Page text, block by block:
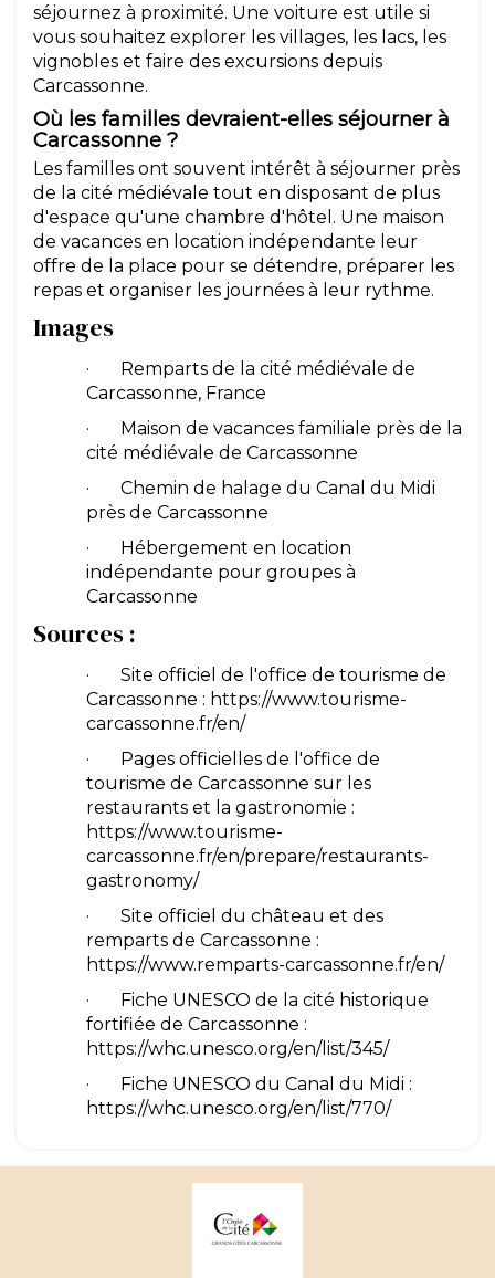
séjournez à proximité. Une voiture est utile si
vous souhaitez explorer les villages, les lacs, les
vignobles et faire des excursions depuis
Carcassonne.
Où les familles devraient-elles séjourner à
Carcassonne ?
Les familles ont souvent intérêt à séjourner près
de la cité médiévale tout en disposant de plus
d'espace qu'une chambre d'hôtel. Une maison
de vacances en location indépendante leur
offre de la place pour se détendre, préparer les
repas et organiser les journées à leur rythme.
Images
· Remparts de la cité médiévale de
Carcassonne, France
· Maison de vacances familiale près de la
cité médiévale de Carcassonne
· Chemin de halage du Canal du Midi
près de Carcassonne
· Hébergement en location
indépendante pour groupes à
Carcassonne
Sources :
· Site officiel de l'office de tourisme de
Carcassonne : https://www.tourisme-
carcassonne.fr/en/
· Pages officielles de l'office de
tourisme de Carcassonne sur les
restaurants et la gastronomie :
https://www.tourisme-
carcassonne.fr/en/prepare/restaurants-
gastronomy/
· Site officiel du château et des
remparts de Carcassonne :
https://www.remparts-carcassonne.fr/en/
· Fiche UNESCO de la cité historique
fortifiée de Carcassonne :
https://whc.unesco.org/en/list/345/
· Fiche UNESCO du Canal du Midi :
https://whc.unesco.org/en/list/770/